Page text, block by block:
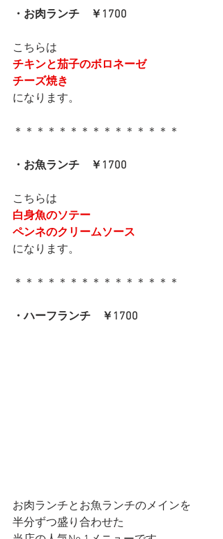
・お肉ランチ　￥1700
こちらは
チキンと茄子のボロネーゼ
チーズ焼き
になります。
＊＊＊＊＊＊＊＊＊＊＊＊＊＊＊
・お魚ランチ　￥1700
こちらは
白身魚のソテー
ペンネのクリームソース
になります。
＊＊＊＊＊＊＊＊＊＊＊＊＊＊＊
・ハーフランチ　￥1700
お肉ランチとお魚ランチのメインを
半分ずつ盛り合わせた